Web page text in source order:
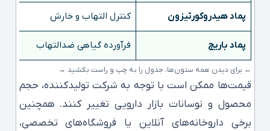
پماد هیدروکورتیزون کنترل التهاب و خارش
پماد باریج فرآورده گیاهی ضدالتهاب
← برای دیدن همه ستون‌ها، جدول را به چپ و راست بکشید →
قیمت‌ها ممکن است با توجه به شرکت تولیدکننده، حجم
محصول و نوسانات بازار دارویی تغییر کنند. همچنین
برخی داروخانه‌های آنلاین یا فروشگاه‌های تخصصی،